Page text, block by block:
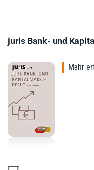
juris Bank- und
Mehr